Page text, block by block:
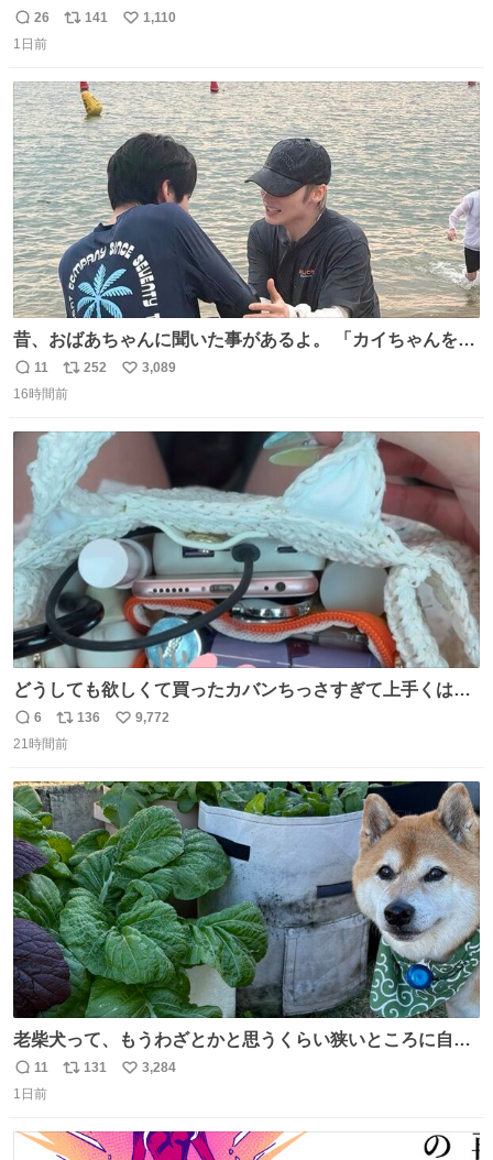
ね 運転士は日本人やったのなら韓国人は関係ないし、なん
なら68歳も関係ない…
返
信
26
リ
ト
数
141
い
数
1,110
1日前
昔、おばあちゃんに聞いた事があるよ。 「カイちゃんをい
じめると、アイツが海から上がって来るぞ。」って。
返
信
11
リ
ポ
ト
数
252
い
3,089
16時間前
どうしても欲しくて買ったカバンちっさすぎて上手くはめ
ないと荷物入らん。女のカバンってなんでこんなちっさい
の
返
信
6
リ
ポ
ト
数
136
い
数
9,772
21時間前
老柴犬って、もうわざとかと思うくらい狭いところに自ら
はまりにいくじゃないですか？ 今朝ガーデニングしてる飼
い主の間にはまってきて、最高に可愛かった♥️
返
信
11
リ
ト
131
い
数
3,284
1日前